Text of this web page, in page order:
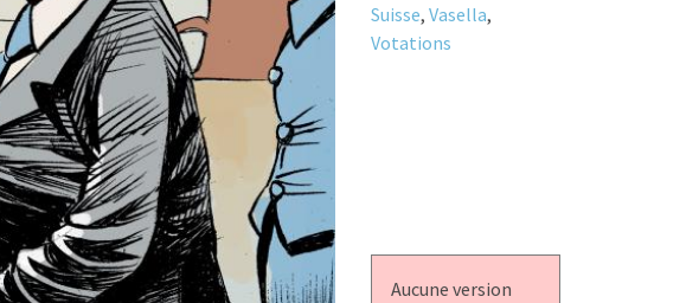
Suisse, Vasella,
Votations
Aucune version